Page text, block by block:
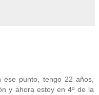
punto, tengo 22 años,
y ahora estoy en 4º de la